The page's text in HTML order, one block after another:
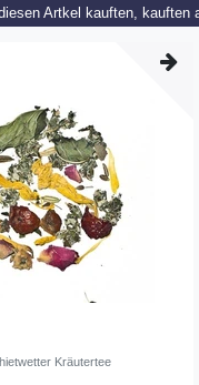
Artkel kauften, kauften
Kräutertee